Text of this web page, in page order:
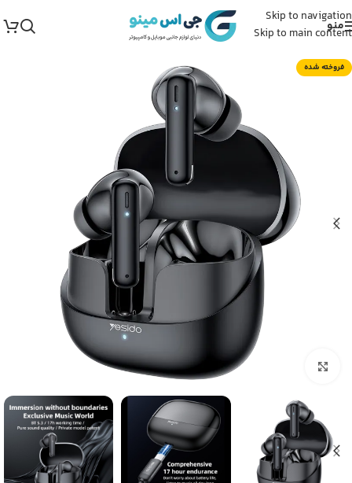
Skip to navigation
Skip to main content
منو
فروخته شده
برای بزرگنمایی کلیک کنید